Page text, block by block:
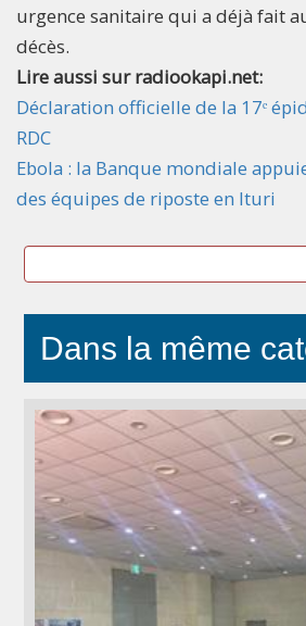
urgence sanitaire qui a déjà fait
décès.
Lire aussi sur radiookapi.net:
Déclaration officielle de la 17ᵉ
RDC
Ebola : la Banque mondiale
des équipes de riposte en Ituri
Dans la même